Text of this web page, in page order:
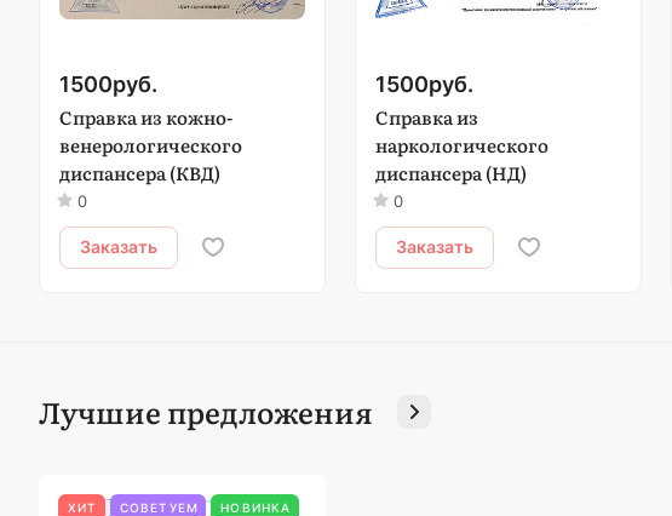
1500руб.
Справка из кожно-
венерологического
диспансера (КВД)
0
Заказать
1500руб.
Справка из
наркологического
диспансера (НД)
0
Заказать
Лучшие предложения
ХИТ СОВЕТУЕМ НОВИНКА